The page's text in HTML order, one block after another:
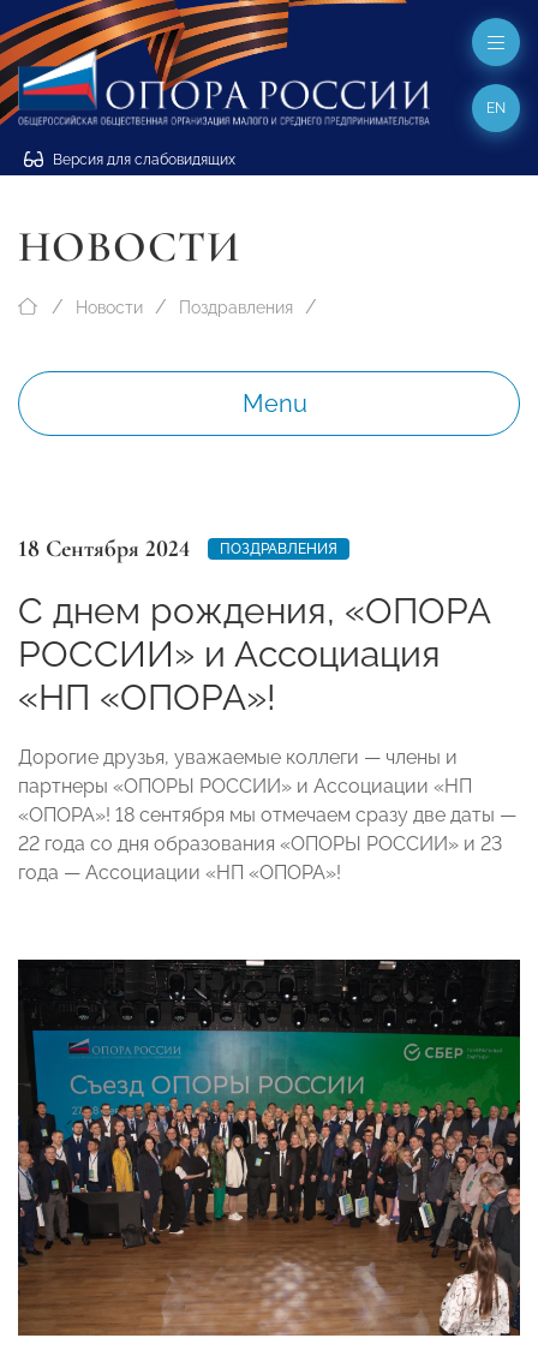
Версия для слабовидящих
EN
НОВОСТИ
Новости Поздравления
Menu
18 Сентября 2024 ПОЗДРАВЛЕНИЯ
C днем рождения, «ОПОРА
РОССИИ» и Ассоциация
«НП «ОПОРА»!
Дорогие друзья, уважаемые коллеги — члены и
партнеры «ОПОРЫ РОССИИ» и Ассоциации «НП
«ОПОРА»! 18 сентября мы отмечаем сразу две даты —
22 года со дня образования «ОПОРЫ РОССИИ» и 23
года — Ассоциации «НП «ОПОРА»!